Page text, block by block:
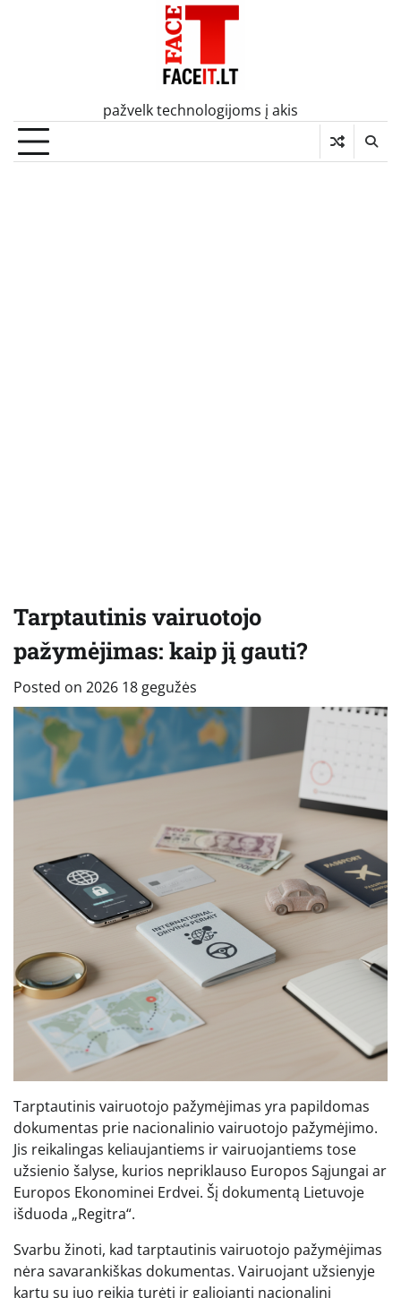
pažvelk technologijoms į akis
Tarptautinis vairuotojo
pažymėjimas: kaip jį gauti?
Posted on 2026 18 gegužės
Tarptautinis vairuotojo pažymėjimas yra papildomas
dokumentas prie nacionalinio vairuotojo pažymėjimo.
Jis reikalingas keliaujantiems ir vairuojantiems tose
užsienio šalyse, kurios nepriklauso Europos Sąjungai ar
Europos Ekonominei Erdvei. Šį dokumentą Lietuvoje
išduoda „Regitra“.
Svarbu žinoti, kad tarptautinis vairuotojo pažymėjimas
nėra savarankiškas dokumentas. Vairuojant užsienyje
kartu su juo reikia turėti ir galiojantį nacionalinį